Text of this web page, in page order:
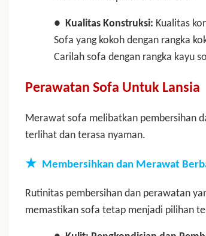
● Kualitas Konstruksi: Kualitas
Sofa yang kokoh dengan rangka
Carilah sofa dengan rangka kayu
Perawatan Sofa Untuk Lansia
Merawat sofa melibatkan pembersihan
terlihat dan terasa nyaman.
★ Membersihkan dan Merawat
Rutinitas pembersihan dan perawatan
memastikan sofa tetap menjadi pilihan